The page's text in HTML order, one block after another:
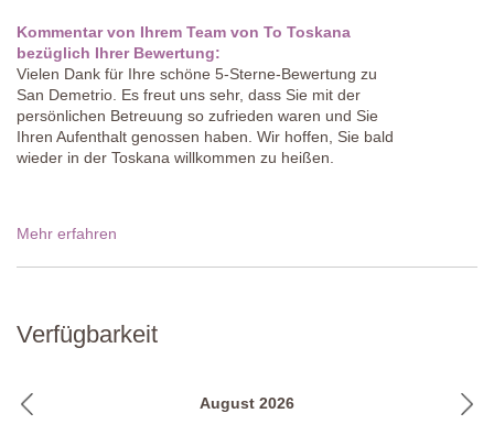
Kommentar von Ihrem Team von To Toskana
bezüglich Ihrer Bewertung:
Vielen Dank für Ihre schöne 5-Sterne-Bewertung zu
San Demetrio. Es freut uns sehr, dass Sie mit der
persönlichen Betreuung so zufrieden waren und Sie
Ihren Aufenthalt genossen haben. Wir hoffen, Sie bald
wieder in der Toskana willkommen zu heißen.
Mehr erfahren
Verfügbarkeit
August 2026